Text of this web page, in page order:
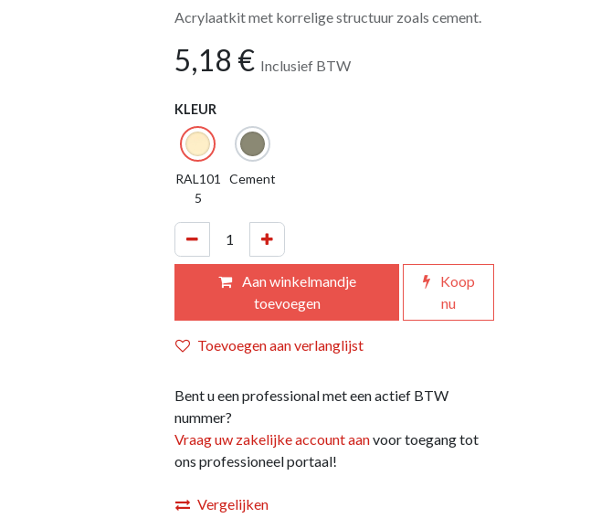
Acrylaatkit met korrelige structuur zoals cement.
5,18 € Inclusief BTW
KLEUR
RAL101
5
Cement
Aan winkelmandje
toevoegen
Koop
nu
Toevoegen aan verlanglijst
Bent u een professional met een actief BTW
nummer?
Vraag uw zakelijke account aanvoor toegang tot
ons professioneel portaal!
Vergelijken